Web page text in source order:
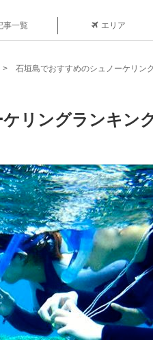
事一覧 エリア
石垣島でおすすめのシュノーケリン
リングランキン